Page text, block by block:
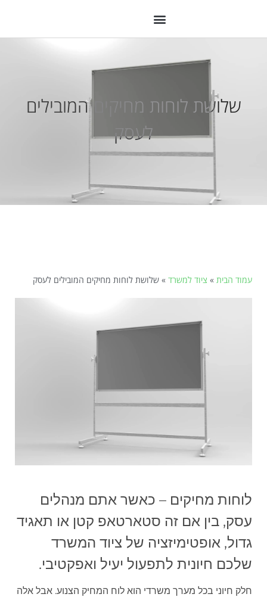
שלושת לוחות מחיקים המובילים
לעסק
עמוד הבית » ציוד למשרד » שלושת לוחות מחיקים המובילים לעסק
לוחות מחיקים – כאשר אתם מנהלים
עסק, בין אם זה סטארטאפ קטן או תאגיד
גדול, אופטימיזציה של ציוד המשרד
שלכם חיונית לתפעול יעיל ואפקטיבי.
חלק חיוני בכל מערך משרדי הוא לוח המחיק הצנוע. אבל אלה